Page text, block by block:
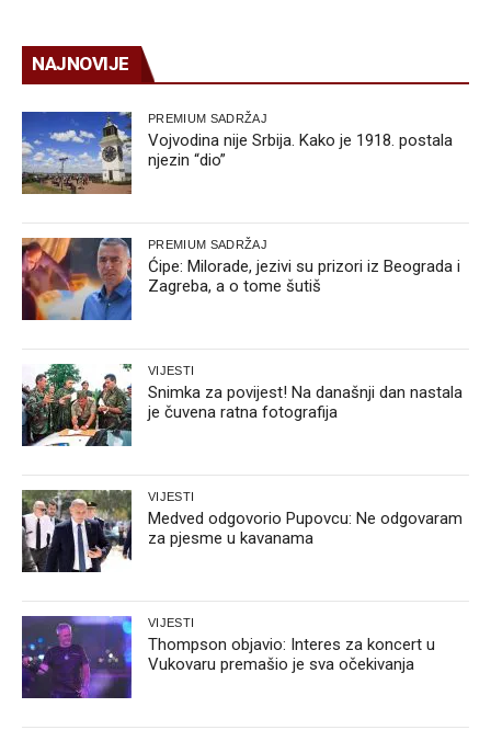
NAJNOVIJE
PREMIUM SADRŽAJ
Vojvodina nije Srbija. Kako je 1918. postala
njezin “dio”
PREMIUM SADRŽAJ
Ćipe: Milorade, jezivi su prizori iz Beograda i
Zagreba, a o tome šutiš
VIJESTI
Snimka za povijest! Na današnji dan nastala
je čuvena ratna fotografija
VIJESTI
Medved odgovorio Pupovcu: Ne odgovaram
za pjesme u kavanama
VIJESTI
Thompson objavio: Interes za koncert u
Vukovaru premašio je sva očekivanja